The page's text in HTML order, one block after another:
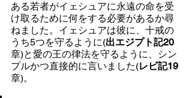
ある若者がイェシュアに永遠の命を受
け取るために何をする必要があるか尋
ねました。イェシュアは彼に、十戒の
うち5つを守るように(出エジプト記20
章)と愛の王の律法を守るように、シン
プルかつ直接的に言いました(レビ記19
章)。